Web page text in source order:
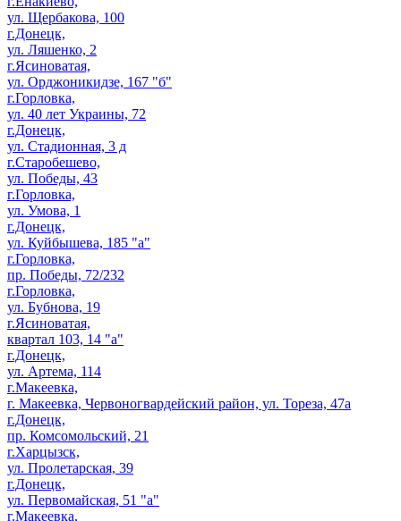
ул. Щербакова, 100
г.Донецк,
ул. Ляшенко, 2
г.Ясиноватая,
ул. Орджоникидзе, 167 "б"
г.Горловка,
ул. 40 лет Украины, 72
г.Донецк,
ул. Стадионная, 3 д
г.Старобешево,
ул. Победы, 43
г.Горловка,
ул. Умова, 1
г.Донецк,
ул. Куйбышева, 185 "а"
г.Горловка,
пр. Победы, 72/232
г.Горловка,
ул. Бубнова, 19
г.Ясиноватая,
квартал 103, 14 "а"
г.Донецк,
ул. Артема, 114
г.Макеевка,
г. Макеевка, Червоногвардейский район, ул. Тореза, 47а
г.Донецк,
пр. Комсомольский, 21
г.Харцызск,
ул. Пролетарская, 39
г.Донецк,
ул. Первомайская, 51 "а"
г.Макеевка,